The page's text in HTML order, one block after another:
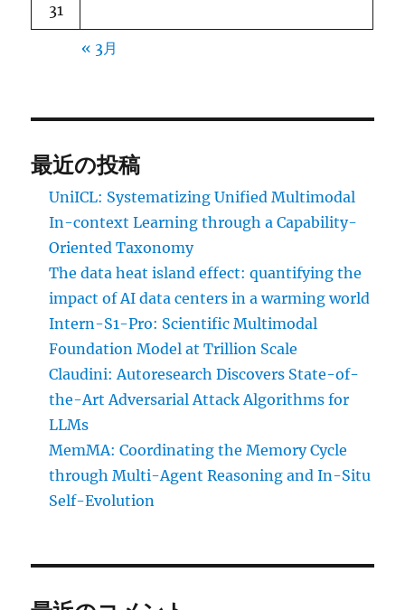
31
« 3月
最近の投稿
UniICL: Systematizing Unified Multimodal
In-context Learning through a Capability-
Oriented Taxonomy
The data heat island effect: quantifying the
impact of AI data centers in a warming world
Intern-S1-Pro: Scientific Multimodal
Foundation Model at Trillion Scale
Claudini: Autoresearch Discovers State-of-
the-Art Adversarial Attack Algorithms for
LLMs
MemMA: Coordinating the Memory Cycle
through Multi-Agent Reasoning and In-Situ
Self-Evolution